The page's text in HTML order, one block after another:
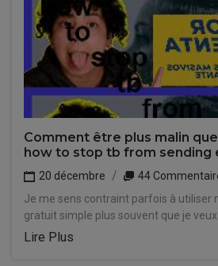
Comment être plus malin
how to stop tb from sending
20 décembre
44
Je me sens contraint parfois à utiliser
gratuit simple plus souvent que je veux.
Lire Plus